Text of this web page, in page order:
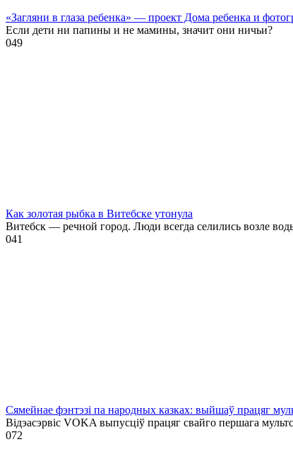
«Загляни в глаза ребенка» — проект Дома ребенка и
Если дети ни папины и не мамины, значит они ничьи?
049
Как золотая рыбка в Витебске утонула
Витебск — речной город. Люди всегда селились возле
041
Сямейнае фэнтэзі па народных казках: выйшаў працяг
Відэасэрвіс VOKA выпусціў працяг свайго першага
072